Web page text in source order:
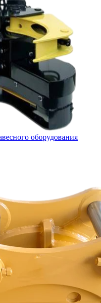
оборудования